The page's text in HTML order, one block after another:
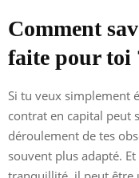
Comment
faite pour toi
Si tu veux simplement
contrat en capital peut
déroulement de tes
souvent plus adapté.